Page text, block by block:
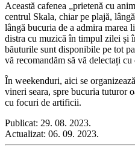
Această cafenea „prietenă cu
centrul Skala, chiar pe plajă,
lângă bucuria de a admira marea
distra cu muzică în timpul zilei și
băuturile sunt disponibile pe tot
vă recomandăm să vă delectați
În weekenduri, aici se
vineri seara, spre bucuria tuturor
cu focuri de artificii.
Publicat: 29. 08. 2023.
Actualizat: 06. 09. 2023.